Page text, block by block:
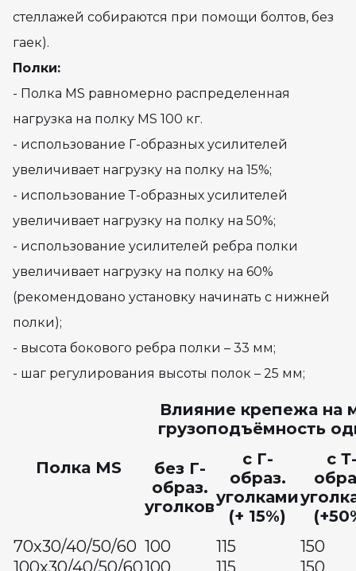
стеллажей собираются при помощи болтов, без
гаек).
Полки:
- Полка MS равномерно распределенная
нагрузка на полку MS 100 кг.
- использование Г-образных усилителей
увеличивает нагрузку на полку на 15%;
- использование Т-образных усилителей
увеличивает нагрузку на полку на 50%;
- использование усилителей ребра полки
увеличивает нагрузку на полку на 60%
(рекомендовано установку начинать с нижней
полки);
- высота бокового ребра полки – 33 мм;
- шаг регулирования высоты полок – 25 мм;
Полка MS
Влияние крепежа на
грузоподъёмность
без Г-
образ.
уголков
с Г-
образ.
уголками
(+ 15%)
с
70х30/40/50/60 100 115
150
100х30/40/50/60100 115 150